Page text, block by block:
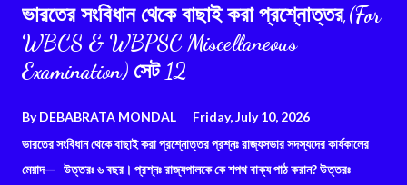
ভারতের সংবিধান থেকে বাছাই করা প্রশ্নোত্তর,(For
WBCS & WBPSC Miscellaneous
Examination) সেট 12
ByDEBABRATA MONDAL
Friday, July 10, 2026
ভারতের সংবিধান থেকে বাছাই করা প্রশ্নোত্তর প্রশ্নঃ রাজ্যসভার সদস্যদের কার্যকালের
মেয়াদ— উত্তরঃ ৬ বছর। প্রশ্নঃ রাজ্যপালকে কে শপথ বাক্য পাঠ করান? উত্তরঃ